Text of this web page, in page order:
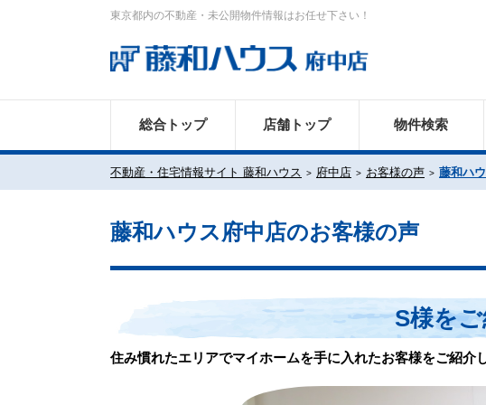
東京都内の不動産・未公開物件情報はお任せ下さい！
総合トップ 店舗トップ 物件検索
不動産・住宅情報サイト 藤和ハウス 府中店 お客様の声 藤和ハ
藤和ハウス府中店のお客様の声
S様を
住み慣れたエリアでマイホームを手に入れたお客様をご紹介し